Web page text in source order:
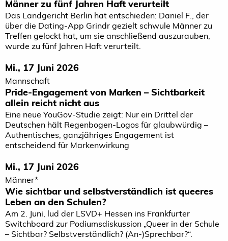
Männer zu fünf Jahren Haft verurteilt
Das Landgericht Berlin hat entschieden: Daniel F., der
über die Dating-App Grindr gezielt schwule Männer zu
Treffen gelockt hat, um sie anschließend auszurauben,
wurde zu fünf Jahren Haft verurteilt.
Mi., 17 Juni 2026
Mannschaft
Pride-Engagement von Marken – Sichtbarkeit
allein reicht nicht aus
Eine neue YouGov-Studie zeigt: Nur ein Drittel der
Deutschen hält Regenbogen-Logos für glaubwürdig –
Authentisches, ganzjähriges Engagement ist
entscheidend für Markenwirkung
Mi., 17 Juni 2026
Männer*
Wie sichtbar und selbstverständlich ist queeres
Leben an den Schulen?
Am 2. Juni, lud der LSVD+ Hessen ins Frankfurter
Switchboard zur Podiumsdiskussion „Queer in der Schule
– Sichtbar? Selbstverständlich? (An-)Sprechbar?“.